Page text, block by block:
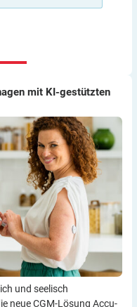
mit KI-gestützten
mit KI-gestützten
und seelisch
neue CGM-Lösung Accu-